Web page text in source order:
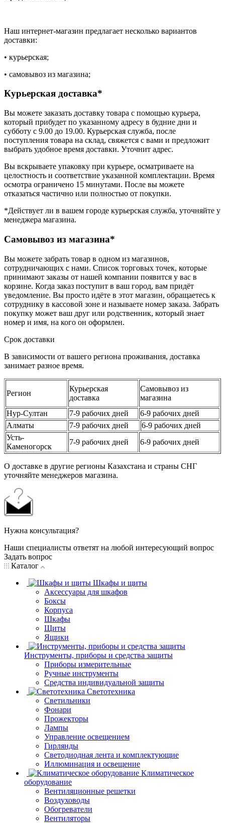
Наш интернет-магазин предлагает несколько вариантов
доставки:
• курьерская;
• самовывоз из магазина;
Курьерская доставка*
Вы можете заказать доставку товара с помощью курьера,
который прибудет по указанному адресу в будние дни и
субботу с 9.00 до 19.00. Курьерская служба, после
поступления товара на склад, свяжется с вами и предложит
выбрать удобное время доставки. Уточнит адрес.
Вы вскрываете упаковку при курьере, осматриваете на
целостность и соответствие указанной комплектации. Время
осмотра ограничено 15 минутами. После вы можете
отказаться частично или полностью от покупки.
*Действует ли в вашем городе курьерская служба, уточняйте у
менеджера магазина.
Самовывоз из магазина*
Вы можете забрать товар в одном из магазинов,
сотрудничающих с нами. Список торговых точек, которые
принимают заказы от нашей компании появится у вас в
корзине. Когда заказ поступит в ваш город, вам придёт
уведомление. Вы просто идёте в этот магазин, обращаетесь к
сотруднику в кассовой зоне и называете номер заказа. Забрать
покупку может ваш друг или родственник, который знает
номер и имя, на кого он оформлен.
Срок доставки
В зависимости от вашего региона проживания, доставка
занимает разное время.
Регион
Курьерская
доставка
Самовывоз из
магазина
Нур-Султан
7-9 рабочих дней
6-9 рабочих дней
Алматы
7-9 рабочих дней
6-9 рабочих дней
Усть-
Каменогорск
7-9 рабочих дней 6-9 рабочих дней
О доставке в другие регионы Казахстана и страны СНГ
уточняйте менеджеров магазина.
Нужна консультация?
Наши специалисты ответят на любой интересующий вопрос
Задать вопрос
Каталог
Шкафы и щиты
Аксессуары для шкафов
Боксы
Корпуса
Шкафы
Щиты
Ящики
Инструменты, приборы и средства защиты
Приборы измерительные
Ручные инструменты
Средства индивидуальной защиты
Светотехника
Светильники
Фонари
Прожекторы
Лампы
Управление освещением
Гирлянды
Светодиодная лента и комплектующие
Иллюминация и освещение
Климатическое
оборудование
Вентиляционные решетки
Воздуховоды
Обогреватели
Вентиляторы